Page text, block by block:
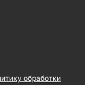
обработки